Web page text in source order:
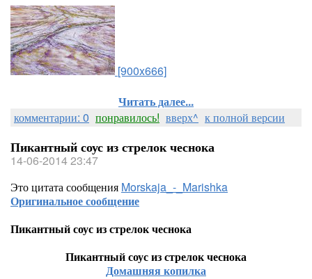
[900x666]
Читать далее...
комментарии: 0 понравилось! вверх^ к полной версии
Пикантный соус из стрелок чеснока
14-06-2014 23:47
Это цитата сообщения Morskaja_-_Marishka
Оригинальное сообщение
Пикантный соус из стрелок чеснока
Пикантный соус из стрелок чеснока
Домашняя копилка